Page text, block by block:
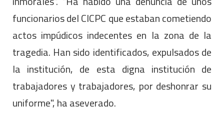
funcionarios del CICPC que estaban cometiendo
actos impúdicos indecentes en la zona de la
tragedia. Han sido identificados, expulsados de
la institución, de esta digna institución de
trabajadores y trabajadores, por deshonrar su
uniforme", ha aseverado.